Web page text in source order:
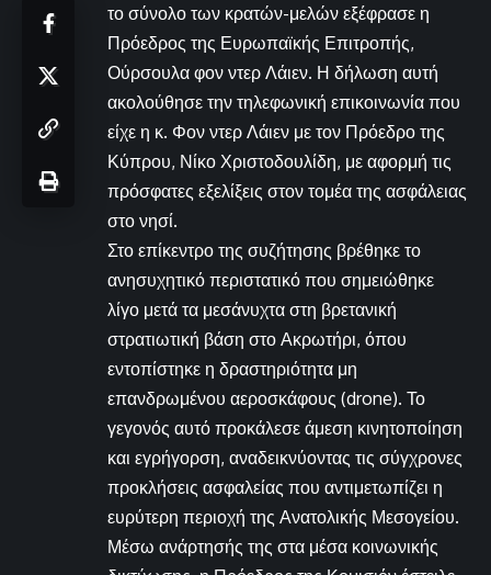
το σύνολο των κρατών-μελών εξέφρασε η
Πρόεδρος της Ευρωπαϊκής Επιτροπής,
Ούρσουλα φον ντερ Λάιεν. Η δήλωση αυτή
ακολούθησε την τηλεφωνική επικοινωνία που
είχε η κ. Φον ντερ Λάιεν με τον Πρόεδρο της
Κύπρου, Νίκο Χριστοδουλίδη, με αφορμή τις
πρόσφατες εξελίξεις στον τομέα της ασφάλειας
στο νησί.
Στο επίκεντρο της συζήτησης βρέθηκε το
ανησυχητικό περιστατικό που σημειώθηκε
λίγο μετά τα μεσάνυχτα στη βρετανική
στρατιωτική βάση στο Ακρωτήρι, όπου
εντοπίστηκε η δραστηριότητα μη
επανδρωμένου αεροσκάφους (drone). Το
γεγονός αυτό προκάλεσε άμεση κινητοποίηση
και εγρήγορση, αναδεικνύοντας τις σύγχρονες
προκλήσεις ασφαλείας που αντιμετωπίζει η
ευρύτερη περιοχή της Ανατολικής Μεσογείου.
Μέσω ανάρτησής της στα μέσα κοινωνικής